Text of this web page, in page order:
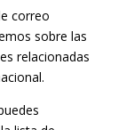
correo
sobre las
relacionadas